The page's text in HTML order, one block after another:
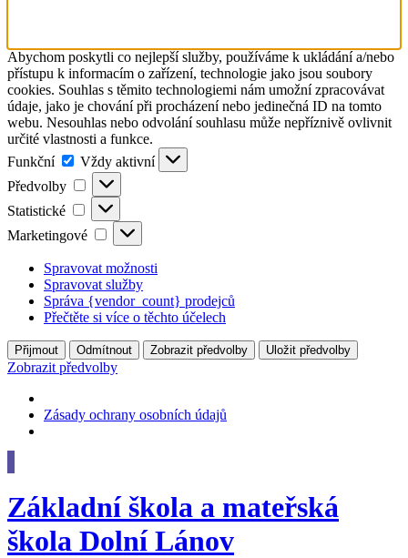
Abychom poskytli co nejlepší služby, používáme k ukládání a/nebo
přístupu k informacím o zařízení, technologie jako jsou soubory
cookies. Souhlas s těmito technologiemi nám umožní zpracovávat
údaje, jako je chování při procházení nebo jedinečná ID na tomto
webu. Nesouhlas nebo odvolání souhlasu může nepříznivě ovlivnit
určité vlastnosti a funkce.
Funkční
Funkční
Vždy aktivní
Předvolby
Předvolby
Statistické Statistické
Marketingové Marketingové
Spravovat možnosti
Spravovat služby
Správa {vendor_count} prodejců
Přečtěte si více o těchto účelech
Přijmout Odmítnout Zobrazit předvolby Uložit předvolby
Zobrazit předvolby
Zásady ochrany osobních údajů
Základní škola a mateřská
škola Dolní Lánov